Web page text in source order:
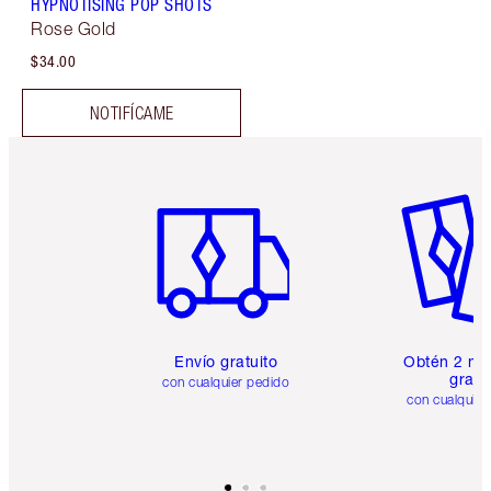
HYPNOTISING POP SHOTS
Rose Gold
$34.00
NOTIFÍCAME
Envío gratuito
con cualquier pedido
Obtén 2
gratis
con